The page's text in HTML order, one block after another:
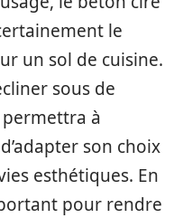
le
un sol de cuisine.
sous de
à
son choix
esthétiques. En
pour rendre